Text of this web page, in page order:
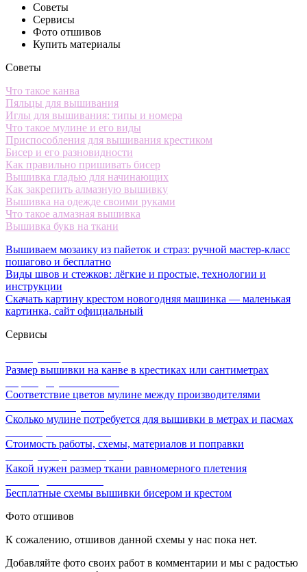
Советы
Сервисы
Фото отшивов
Купить материалы
Советы
Что такое канва
Пяльцы для вышивания
Иглы для вышивания: типы и номера
Что такое мулине и его виды
Приспособления для вышивания крестиком
Бисер и его разновидности
Как правильно пришивать бисер
Вышивка гладью для начинающих
Как закрепить алмазную вышивку
Вышивка на одежде своими руками
Что такое алмазная вышивка
Вышивка букв на ткани
Вышиваем мозаику из пайеток и страз: ручной мастер-класс
пошагово и бесплатно
Виды швов и стежков: лёгкие и простые, технологии и
инструкции
Скачать картину крестом новогодняя машинка — маленькая
картинка, сайт официальный
Сервисы
Размер вышивки на канве в крестиках или сантиметрах
Соответствие цветов мулине между производителями
Сколько мулине потребуется для вышивки в метрах и пасмах
Стоимость работы, схемы, материалов и поправки
Какой нужен размер ткани равномерного плетения
Бесплатные схемы вышивки бисером и крестом
Фото отшивов
К сожалению, отшивов данной схемы у нас пока нет.
Добавляйте фото своих работ в комментарии и мы с радостью